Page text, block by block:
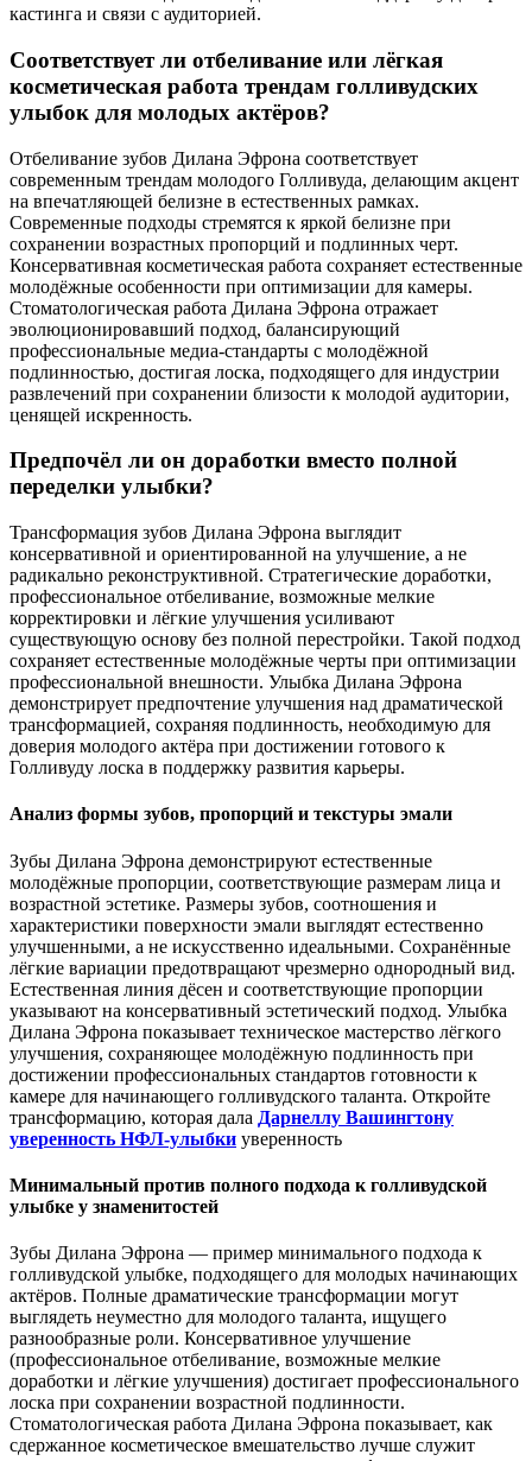
кастинга и связи с аудиторией.
Соответствует ли отбеливание или лёгкая
косметическая работа трендам голливудских
улыбок для молодых актёров?
Отбеливание зубов Дилана Эфрона соответствует
современным трендам молодого Голливуда, делающим акцент
на впечатляющей белизне в естественных рамках.
Современные подходы стремятся к яркой белизне при
сохранении возрастных пропорций и подлинных черт.
Консервативная косметическая работа сохраняет естественные
молодёжные особенности при оптимизации для камеры.
Стоматологическая работа Дилана Эфрона отражает
эволюционировавший подход, балансирующий
профессиональные медиа-стандарты с молодёжной
подлинностью, достигая лоска, подходящего для индустрии
развлечений при сохранении близости к молодой аудитории,
ценящей искренность.
Предпочёл ли он доработки вместо полной
переделки улыбки?
Трансформация зубов Дилана Эфрона выглядит
консервативной и ориентированной на улучшение, а не
радикально реконструктивной. Стратегические доработки,
профессиональное отбеливание, возможные мелкие
корректировки и лёгкие улучшения усиливают
существующую основу без полной перестройки. Такой подход
сохраняет естественные молодёжные черты при оптимизации
профессиональной внешности. Улыбка Дилана Эфрона
демонстрирует предпочтение улучшения над драматической
трансформацией, сохраняя подлинность, необходимую для
доверия молодого актёра при достижении готового к
Голливуду лоска в поддержку развития карьеры.
Анализ формы зубов, пропорций и текстуры эмали
Зубы Дилана Эфрона демонстрируют естественные
молодёжные пропорции, соответствующие размерам лица и
возрастной эстетике. Размеры зубов, соотношения и
характеристики поверхности эмали выглядят естественно
улучшенными, а не искусственно идеальными. Сохранённые
лёгкие вариации предотвращают чрезмерно однородный вид.
Естественная линия дёсен и соответствующие пропорции
указывают на консервативный эстетический подход. Улыбка
Дилана Эфрона показывает техническое мастерство лёгкого
улучшения, сохраняющее молодёжную подлинность при
достижении профессиональных стандартов готовности к
камере для начинающего голливудского таланта. Откройте
трансформацию, которая дала Дарнеллу Вашингтону
уверенность НФЛ-улыбки уверенность
Минимальный против полного подхода к голливудской
улыбке у знаменитостей
Зубы Дилана Эфрона — пример минимального подхода к
голливудской улыбке, подходящего для молодых начинающих
актёров. Полные драматические трансформации могут
выглядеть неуместно для молодого таланта, ищущего
разнообразные роли. Консервативное улучшение
(профессиональное отбеливание, возможные мелкие
доработки и лёгкие улучшения) достигает профессионального
лоска при сохранении возрастной подлинности.
Стоматологическая работа Дилана Эфрона показывает, как
сдержанное косметическое вмешательство лучше служит